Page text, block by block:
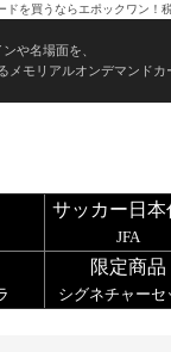
を買うならエポックワン！
や名場面を、
モリアルオンデマンドカ
サッカー日本
JFA
限定商品
シグネチャーセ